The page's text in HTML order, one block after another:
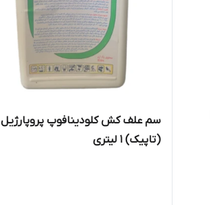
سم علف کش کلودینافوپ پروپارژیل
(تاپیک) ۱ لیتری